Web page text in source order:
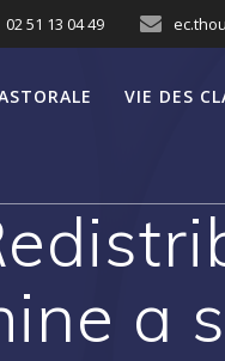
02 51 13 04 49
VIE DES
a